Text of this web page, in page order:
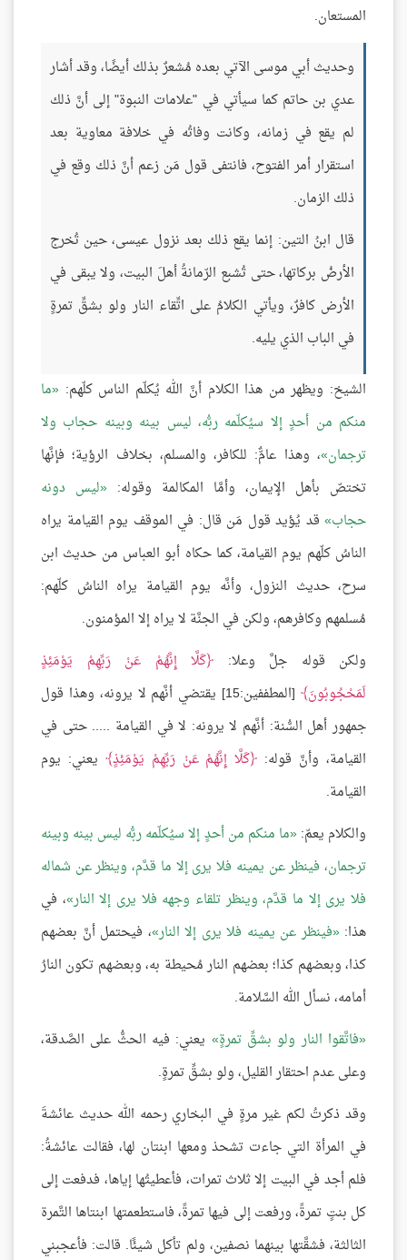
المستعان.
وحديث أبي موسى الآتي بعده مُشعرٌ بذلك أيضًا، وقد أشار
عدي بن حاتم كما سيأتي في "علامات النبوة" إلى أنَّ ذلك
لم يقع في زمانه، وكانت وفاتُه في خلافة معاوية بعد
استقرار أمر الفتوح، فانتفى قول مَن زعم أنَّ ذلك وقع في
ذلك الزمان.
قال ابنُ التين: إنما يقع ذلك بعد نزول عيسى، حين تُخرج
الأرضُ بركاتها، حتى تُشبع الرّمانةُ أهلَ البيت، ولا يبقى في
الأرض كافرٌ، ويأتي الكلامُ على اتِّقاء النار ولو بشقِّ تمرةٍ
في الباب الذي يليه.
الشيخ: ويظهر من هذا الكلام أنَّ الله يُكلّم الناس كلّهم:
ما
منكم من أحدٍ إلا سيُكلّمه ربُّه، ليس بينه وبينه حجاب ولا
ترجمان ، وهذا عامٌّ: للكافر، والمسلم، بخلاف الرؤية؛ فإنَّها
تختصّ بأهل الإيمان، وأمَّا المكالمة وقوله:
ليس دونه
حجاب قد يُؤيد قول مَن قال: في الموقف يوم القيامة يراه
الناسُ كلّهم يوم القيامة، كما حكاه أبو العباس من حديث ابن
سرح، حديث النزول، وأنَّه يوم القيامة يراه الناسُ كلّهم:
مُسلمهم وكافرهم، ولكن في الجنَّة لا يراه إلا المؤمنون.
ولكن قوله جلَّ وعلا:
كَلَّا إِنَّهُمْ عَنْ رَبِّهِمْ يَوْمَئِذٍ
لَمَحْجُوبُونَ
[المطففين:15] يقتضي أنَّهم لا يرونه، وهذا قول
جمهور أهل السُّنة: أنَّهم لا يرونه: لا في القيامة ..... حتى في
القيامة، وأنَّ قوله:
كَلَّا إِنَّهُمْ عَنْ رَبِّهِمْ يَوْمَئِذٍ
يعني: يوم
القيامة.
والكلام يعمّ: ما منكم من أحدٍ إلا سيُكلّمه ربُّه ليس بينه وبينه
ترجمان، فينظر عن يمينه فلا يرى إلا ما قدَّم، وينظر عن شماله
فلا يرى إلا ما قدَّم، وينظر تلقاء وجهه فلا يرى إلا النار ، في
هذا: فينظر عن يمينه فلا يرى إلا النار ، فيحتمل أنَّ بعضهم
كذا، وبعضهم كذا؛ بعضهم النار مُحيطة به، وبعضهم تكون النارُ
أمامه، نسأل الله السَّلامة.
فاتَّقوا النار ولو بشقِّ تمرةٍ
يعني: فيه الحثُّ على الصَّدقة،
وعلى عدم احتقار القليل، ولو بشقِّ تمرةٍ.
وقد ذكرتُ لكم غير مرةٍ في البخاري رحمه الله حديث عائشةَ
في المرأة التي جاءت تشحذ ومعها ابنتان لها، فقالت عائشةُ:
فلم أجد في البيت إلا ثلاث تمرات، فأعطيتُها إياها، فدفعت إلى
كل بنتٍ تمرةً، ورفعت إلى فيها تمرةً، فاستطعمتها ابنتاها التَّمرة
الثالثة، فشقَّتها بينهما نصفين، ولم تأكل شيئًا. قالت: فأعجبني